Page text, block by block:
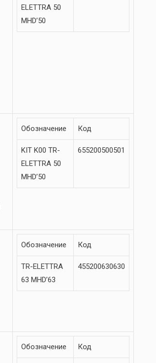
ELETTRA 50
MHD’50
Обозначение Код
KIT K00 TR-
ELETTRA 50
MHD’50
655200500501
Обозначение Код
TR-ELETTRA
63 MHD’63
455200630630
Обозначение Код